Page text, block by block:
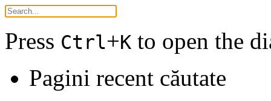
Press Ctrl+K to open the
Pagini recent căutate